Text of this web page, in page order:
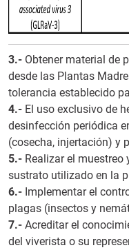
3.- Obtener material de
desde las Plantas
tolerancia establecido
4.- El uso exclusivo de
desinfección periódica
(cosecha, injertación) y
5.- Realizar el
sustrato utilizado en la
6.- Implementar el
plagas (insectos y
7.- Acreditar el
del viverista o su